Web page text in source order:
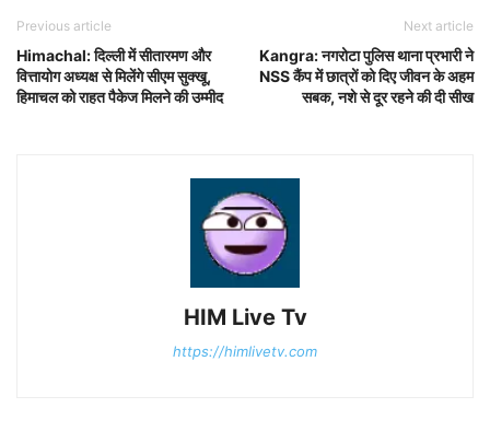
Previous article
Himachal: दिल्ली में सीतारमण और
वित्तायोग अध्यक्ष से मिलेंगे सीएम सुक्खू,
हिमाचल को राहत पैकेज मिलने की उम्मीद
Next article
Kangra: नगरोटा पुलिस थाना प्रभारी ने
NSS कैंप में छात्रों को दिए जीवन के अहम
सबक, नशे से दूर रहने की दी सीख
HIM Live Tv
https://himlivetv.com